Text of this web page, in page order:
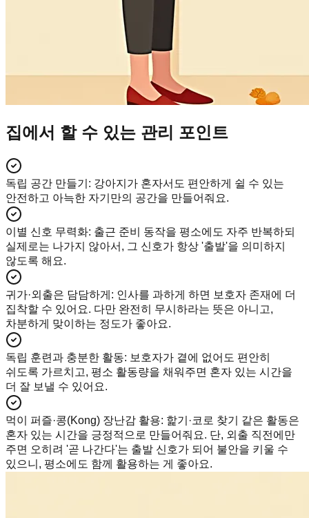
집에서 할 수 있는 관리 포인트
독립 공간 만들기 : 강아지가 혼자서도 편안하게 쉴 수 있는
안전하고 아늑한 자기만의 공간을 만들어줘요.
이별 신호 무력화: 출근 준비 동작을 평소에도 자주 반복하되
실제로는 나가지 않아서, 그 신호가 항상 '출발'을 의미하지
않도록 해요.
귀가·외출은 담담하게 : 인사를 과하게 하면 보호자 존재에 더
집착할 수 있어요. 다만 완전히 무시하라는 뜻은 아니고,
차분하게 맞이하는 정도가 좋아요.
독립 훈련과 충분한 활동: 보호자가 곁에 없어도 편안히
쉬도록 가르치고, 평소 활동량을 채워주면 혼자 있는 시간을
더 잘 보낼 수 있어요.
먹이 퍼즐·콩(Kong) 장난감 활용: 핥기·코로 찾기 같은 활동은
혼자 있는 시간을 긍정적으로 만들어줘요. 단, 외출 직전에만
주면 오히려 '곧 나간다'는 출발 신호가 되어 불안을 키울 수
있으니, 평소에도 함께 활용하는 게 좋아요.